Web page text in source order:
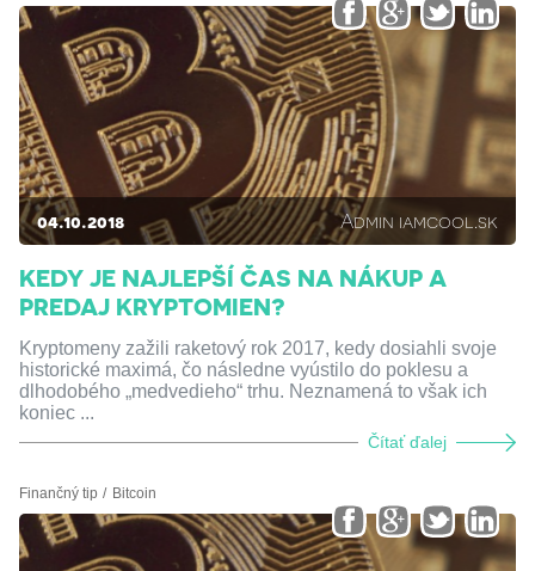
04.10.2018 Admin iamcool.sk
KEDY JE NAJLEPŠÍ ČAS NA NÁKUP A
PREDAJ KRYPTOMIEN?
Kryptomeny zažili raketový rok 2017, kedy dosiahli svoje
historické maximá, čo následne vyústilo do poklesu a
dlhodobého „medvedieho“ trhu. Neznamená to však ich
koniec ...
Čítať ďalej
Finančný tip Bitcoin